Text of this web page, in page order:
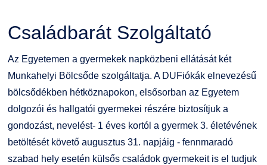
Hallgatókra érvényes szabályzatok
Ösztöndíjak
Kiemelt ösztöndíjak
Neptun
Moodle
K+F+I
Minőségirányítás
Intézményi és Tanulmányi Tájékoztató
Együttműködő partnereink
Családbarát Szolgáltató
Az Egyetemen a gyermekek napközbeni ellátását két
Munkahelyi Bölcsőde szolgáltatja. A DUFiókák elnevezésű
bölcsődékben hétköznapokon, elsősorban az Egyetem
dolgozói és hallgatói gyermekei részére biztosítjuk a
gondozást, nevelést- 1 éves kortól a gyermek 3. életévének
betöltését követő augusztus 31. napjáig - fennmaradó
szabad hely esetén külsős családok gyermekeit is el tudjuk